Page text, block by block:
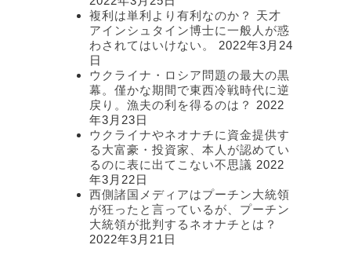
複利は単利より有利なのか？ 天才
アインシュタイン博士に一般人が惑
わされてはいけない。
2022年3月24
日
ウクライナ・ロシア問題の最大の黒
幕。僅かな期間で東西冷戦時代に逆
戻り。漁夫の利を得るのは？
2022
年3月23日
ウクライナやネオナチに資金提供す
る大富豪・投資家、本人が認めてい
るのに表に出てこない不思議 2022
年3月22日
西側諸国メディアはプーチン大統領
が狂ったと言っているが、プーチン
大統領が批判するネオナチとは？
2022年3月21日